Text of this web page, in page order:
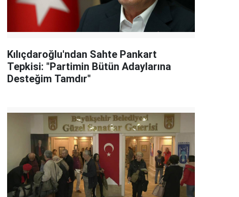
Kılıçdaroğlu'ndan Sahte Pankart
Tepkisi: "Partimin Bütün Adaylarına
Desteğim Tamdır"